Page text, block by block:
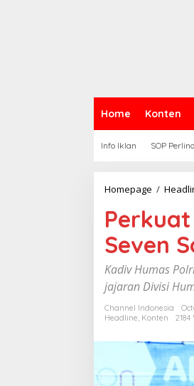
Home Konten
Info Iklan SOP
Homepage /
Seven
Kadiv Humas
jajaran Divisi
Channel Indonesia
Headline, Konten 2184